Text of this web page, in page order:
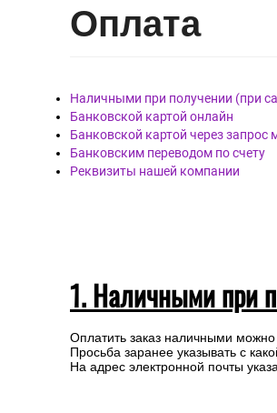
Оплата
Наличными при получении (при
Банковской картой онлайн
Банковской картой через запрос
Банковским переводом по счету
Реквизиты нашей компании
1. Наличными при
Оплатить заказ наличными
Просьба заранее указывать с
На адрес электронной почты